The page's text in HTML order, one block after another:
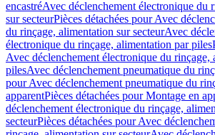
encastréAvec déclenchement électronique du
sur secteurPièces détachées pour Avec
du rinçage, alimentation sur secteurAvec
électronique du rinçage, alimentation par piles
Avec déclenchement électronique du rinçage,
pilesAvec déclenchement pneumatique du
pour Avec déclenchement pneumatique du
apparentPièces détachées pour Montage en
déclenchement électronique du rinçage,
secteurPièces détachées pour Avec